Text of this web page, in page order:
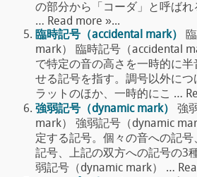
の部分から「コーダ」と呼ばれ
… Read more »...
臨時記号（accidental mark）
mark） 臨時記号（accidental
で特定の音の高さを一時的に半
せる記号を指す。調号以外に
ラットのほか、一時的にこ …
強弱記号（dynamic mark）
強
mark） 強弱記号（dynamic
定する記号。個々の音への記
記号、上記の双方への記号の3
弱記号（dynamic mark） …